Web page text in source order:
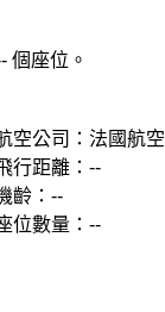
個座位。
空公司：法國航空
行距離：--
齡：--
位數量：--